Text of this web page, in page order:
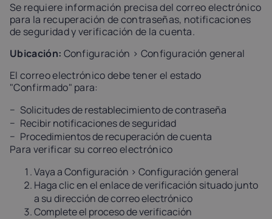
Se requiere información precisa del correo electrónico
para la recuperación de contraseñas, notificaciones
de seguridad y verificación de la cuenta.
Ubicación: Configuración > Configuración general
El correo electrónico debe tener el estado
"Confirmado" para:
Solicitudes de restablecimiento de contraseña
Recibir notificaciones de seguridad
Procedimientos de recuperación de cuenta
Para verificar su correo electrónico
Vaya a Configuración > Configuración general
Haga clic en el enlace de verificación situado junto
a su dirección de correo electrónico
Complete el proceso de verificación